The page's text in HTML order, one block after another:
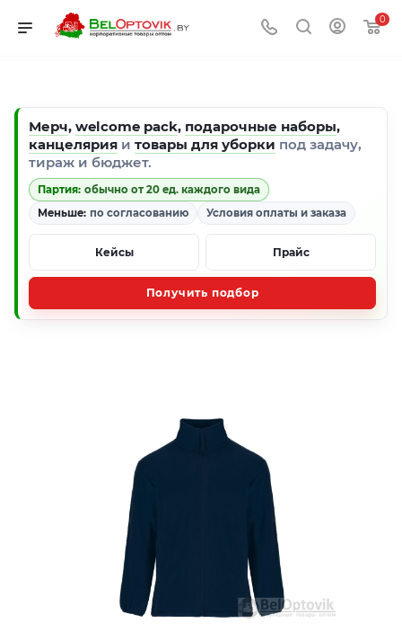
0
Мерч, welcome pack, подарочные наборы,
канцелярия и товары для уборки под задачу,
тираж и бюджет.
Партия: обычно от 20 ед. каждого вида
Меньше: по согласованию Условия оплаты и заказа
Кейсы Прайс
Получить подбор